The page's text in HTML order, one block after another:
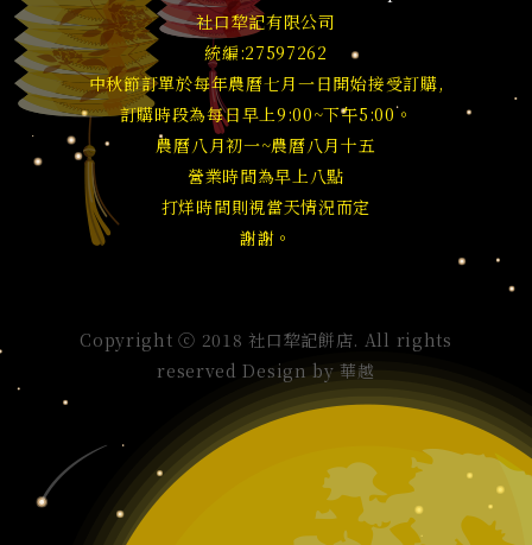
社口犂記有限公司
統編:27597262
中秋節訂單於每年農曆七月一日開始接受訂購,
訂購時段為每日早上9:00~下午5:00。
農曆八月初一~農曆八月十五
營業時間為早上八點
打烊時間則視當天情況而定
謝謝。
Copyright ⓒ 2018 社口犂記餅店. All rights
reserved Design by華越